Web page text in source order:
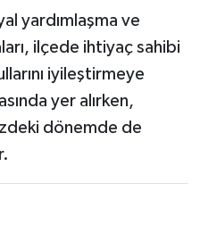
yardımlaşma ve
ilçede ihtiyaç sahibi
iyileştirmeye
yer alırken,
dönemde de